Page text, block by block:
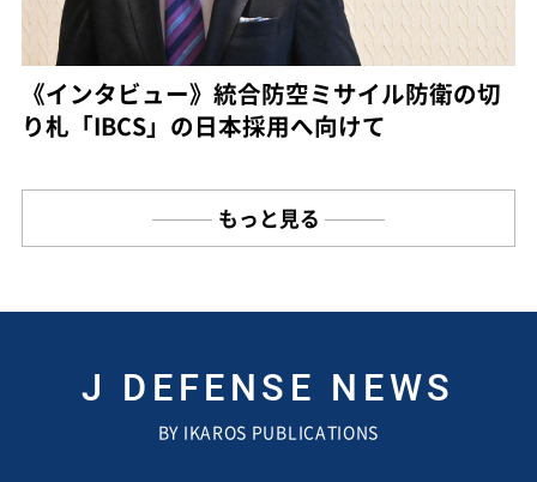
《インタビュー》統合防空ミサイル防衛の切
り札「IBCS」の日本採用へ向けて
もっと見る
J DEFENSE NEWS
BY IKAROS PUBLICATIONS